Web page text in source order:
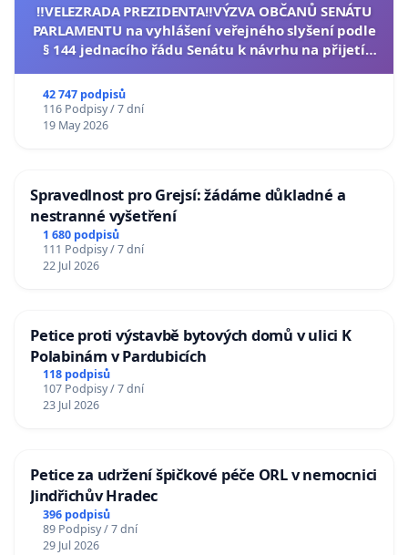
‼️VELEZRADA PREZIDENTA‼️VÝZVA OBČANŮ SENÁTU
PARLAMENTU na vyhlášení veřejného slyšení podle
§ 144 jednacího řádu Senátu k návrhu na přijetí
42 747 podpisů
116 Podpisy / 7 dní
19 May 2026
Spravedlnost pro Grejsí: žádáme důkladné a
nestranné vyšetření
1 680 podpisů
111 Podpisy / 7 dní
22 Jul 2026
Petice proti výstavbě bytových domů v ulici K
Polabinám v Pardubicích
118 podpisů
107 Podpisy / 7 dní
23 Jul 2026
Petice za udržení špičkové péče ORL v nemocnici
Jindřichův Hradec
396 podpisů
89 Podpisy / 7 dní
29 Jul 2026